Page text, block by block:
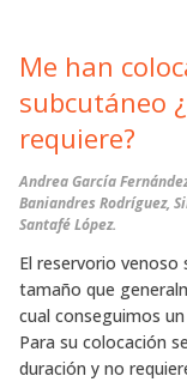
Me han
subcutáneo
requiere?
Andrea García
Baniandres Rodríguez,
Santafé López.
El reservorio
tamaño que
cual conseguimos
Para su colocación
duración y no